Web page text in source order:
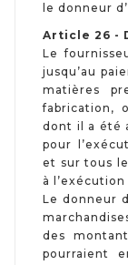
le donneur
Article 26 -
Le
jusqu’au
matières
fabrication,
dont il a été
pour
et sur tous
à
Le donneur
des
pourraient